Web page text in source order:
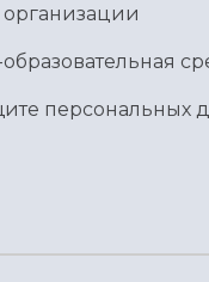
персональных